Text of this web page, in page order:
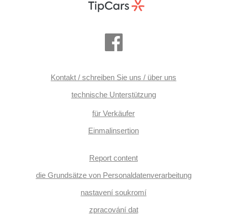
Kontakt / schreiben Sie uns / über uns
technische Unterstützung
für Verkäufer
Einmalinsertion
Report content
die Grundsätze von Personaldatenverarbeitung
nastavení soukromí
zpracování dat